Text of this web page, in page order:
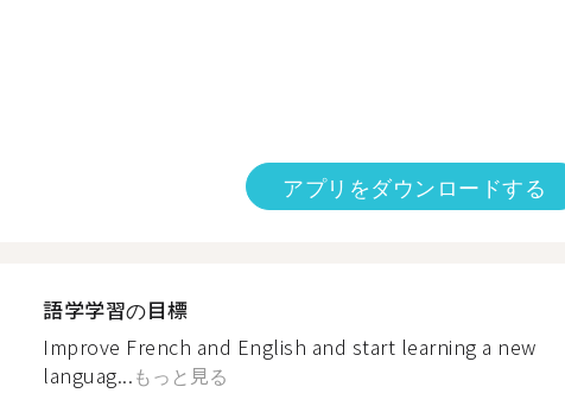
アプリをダウンロードする
語学学習の目標
Improve French and English and start learning a new
languag...もっと見る